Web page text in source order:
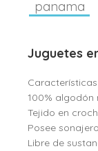
Juguetes
100% algodón
Tejido en
Posee
Libre de